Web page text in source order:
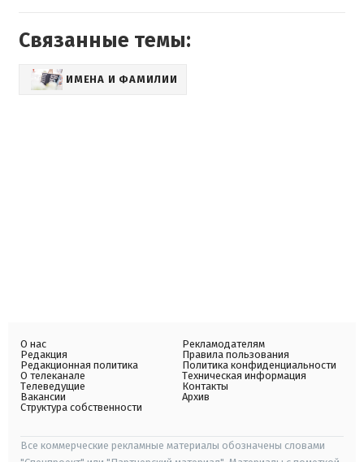
Связанные темы:
ИМЕНА И ФАМИЛИИ
О нас
Редакция
Редакционная политика
О телеканале
Телеведущие
Вакансии
Структура собственности
Рекламодателям
Правила пользования
Политика конфиденциальности
Техническая информация
Контакты
Архив
Все коммерческие рекламные материалы обозначены словами